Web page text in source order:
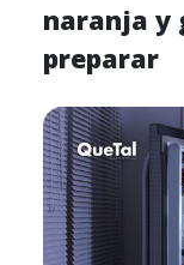
naranja y
preparar